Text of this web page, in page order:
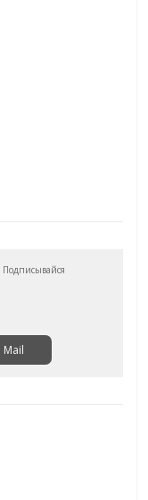
Подписывайся
Mail